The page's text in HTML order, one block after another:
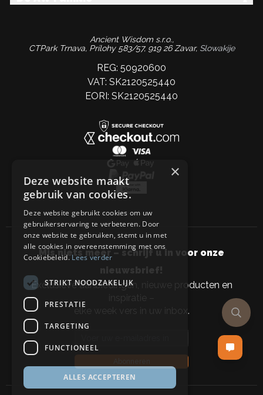
Ancient Wisdom s.r.o.,
CTPark Trnava, Prílohy 583/57, 919 26 Zavar, Slowakije
REG: 50920600
VAT: SK2120525440
EORI: SK2120525440
Mis niets meer – schrijf u in voor onze
nieuwsbrief!
Exclusieve aanbiedingen, nieuwe producten en
inspiratie –
elke week vers in uw inbox.
×
Deze website maakt
gebruik van cookies.
Deze website gebruikt cookies om uw
gebruikerservaring te verbeteren. Door
onze website te gebruiken, stemt u in met
alle cookies in overeenstemming met ons
Cookiebeleid.Lees verder
STRIKT NOODZAKELIJK
PRESTATIE
TARGETING
FUNCTIONEEL
ALLES ACCEPTEREN